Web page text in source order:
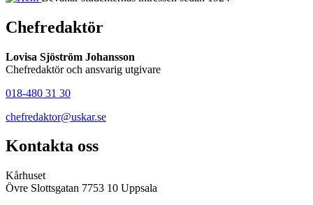
Chefredaktör
Lovisa Sjöström Johansson
Chefredaktör och ansvarig utgivare
018-480 31 30
chefredaktor@uskar.se
Kontakta oss
Kårhuset
Övre Slottsgatan 7753 10 Uppsala